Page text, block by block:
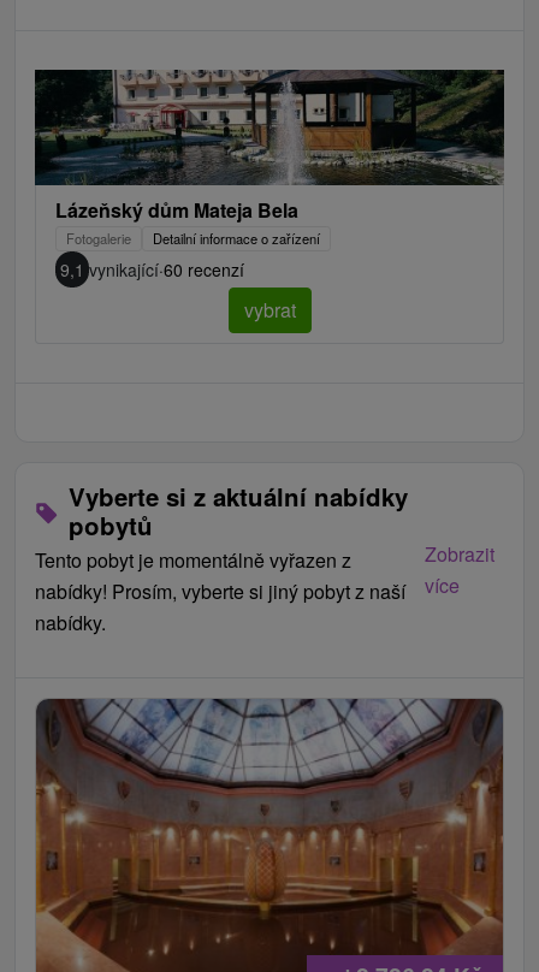
Lázeňský dům Mateja Bela
Fotogalerie Detailní informace o zařízení
9,1 vynikající·60 recenzí
vybrat
Vyberte si z aktuální nabídky
pobytů
Tento pobyt je momentálně vyřazen z
nabídky! Prosím, vyberte si jiný pobyt z naší
nabídky.
Zobrazit
více